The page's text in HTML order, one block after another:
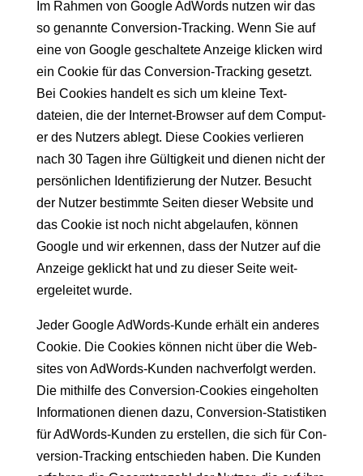
Im Rah­men von Google AdWords nutzen wir das
so genan­nte Con­ver­sion-Track­ing. Wenn Sie auf
eine von Google geschal­tete Anzeige klick­en wird
ein Cook­ie für das Con­ver­sion-Track­ing geset­zt.
Bei Cook­ies han­delt es sich um kleine Text­
dateien, die der Inter­net-Brows­er auf dem Com­put­
er des Nutzers ablegt. Diese Cook­ies ver­lieren
nach 30 Tagen ihre Gültigkeit und dienen nicht der
per­sön­lichen Iden­ti­fizierung der Nutzer. Besucht
der Nutzer bes­timmte Seit­en dieser Web­site und
das Cook­ie ist noch nicht abge­laufen, kön­nen
Google und wir erken­nen, dass der Nutzer auf die
Anzeige gek­lickt hat und zu dieser Seite weit­
ergeleit­et wurde.
Jed­er Google AdWords-Kunde erhält ein anderes
Cook­ie. Die Cook­ies kön­nen nicht über die Web­
sites von AdWords-Kun­den nachver­fol­gt wer­den.
Die mith­il­fe des Con­ver­sion-Cook­ies einge­holten
Infor­ma­tio­nen dienen dazu, Con­ver­sion-Sta­tis­tiken
für AdWords-Kun­den zu erstellen, die sich für Con­
ver­sion-Track­ing entsch­ieden haben. Die Kun­den